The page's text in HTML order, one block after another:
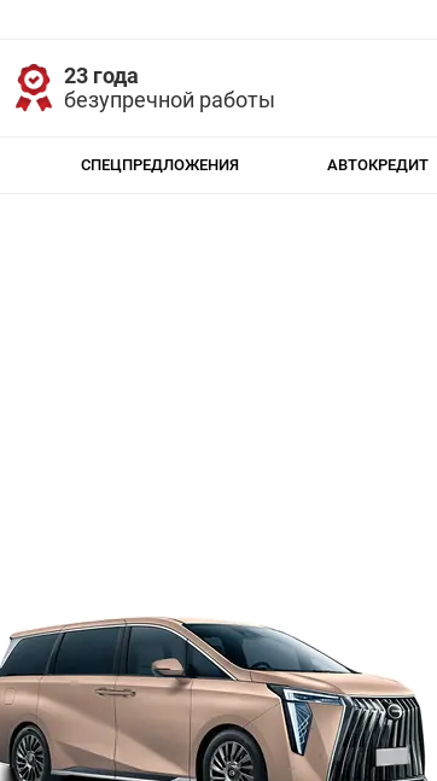
23 года
безупречной работы
СПЕЦПРЕДЛОЖЕНИЯ АВТОКРЕДИТ